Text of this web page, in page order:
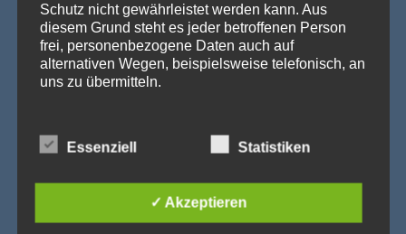
Schutz nicht gewährleistet werden kann. Aus
diesem Grund steht es jeder betroffenen Person
frei, personenbezogene Daten auch auf
alternativen Wegen, beispielsweise telefonisch, an
uns zu übermitteln.
Die Datenschutzerklärung beruht auf den Begrifflichkeiten, die
für die Öffentlichkeit als auch für unsere Kunden und
Essenziell Statistiken
✓ Akzeptieren